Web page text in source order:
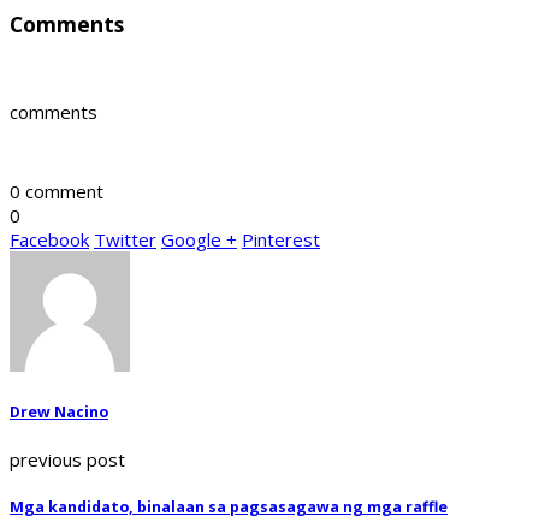
Comments
comments
0 comment
0
Facebook Twitter Google + Pinterest
Drew Nacino
previous post
Mga kandidato, binalaan sa pagsasagawa ng mga raffle